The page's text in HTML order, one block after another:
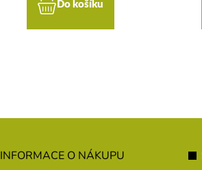
Do košíku
INFORMACE O NÁKUPU